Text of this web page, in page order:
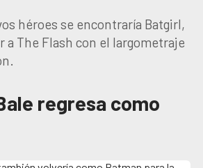
héroes se encontraría Batgirl,
a The Flash con el largometraje
regresa como